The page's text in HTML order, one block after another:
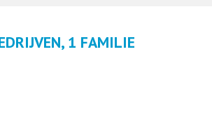
1 FAMILIE